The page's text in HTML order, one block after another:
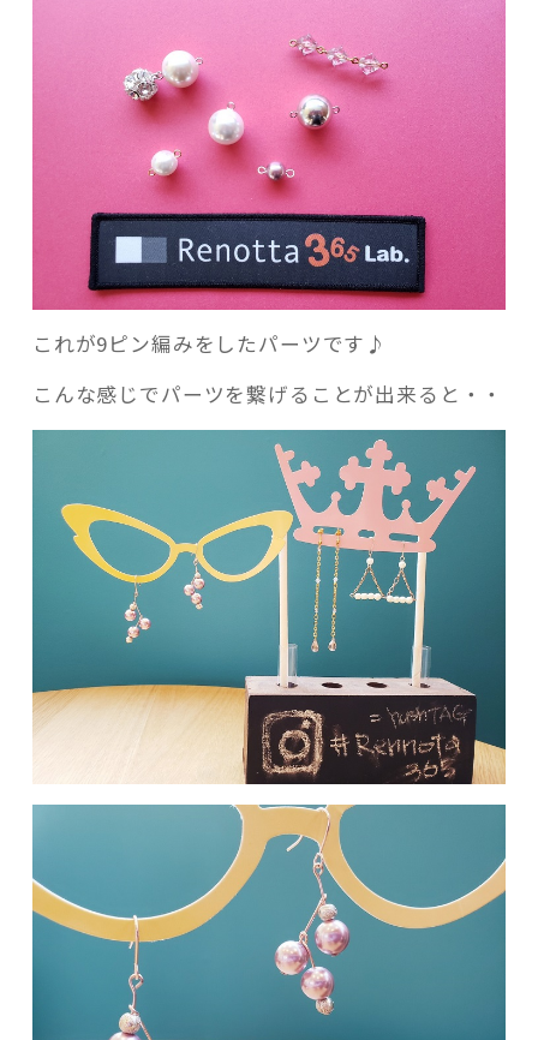
これが9ピン編みをしたパーツです♪
こんな感じでパーツを繋げることが出来ると・・